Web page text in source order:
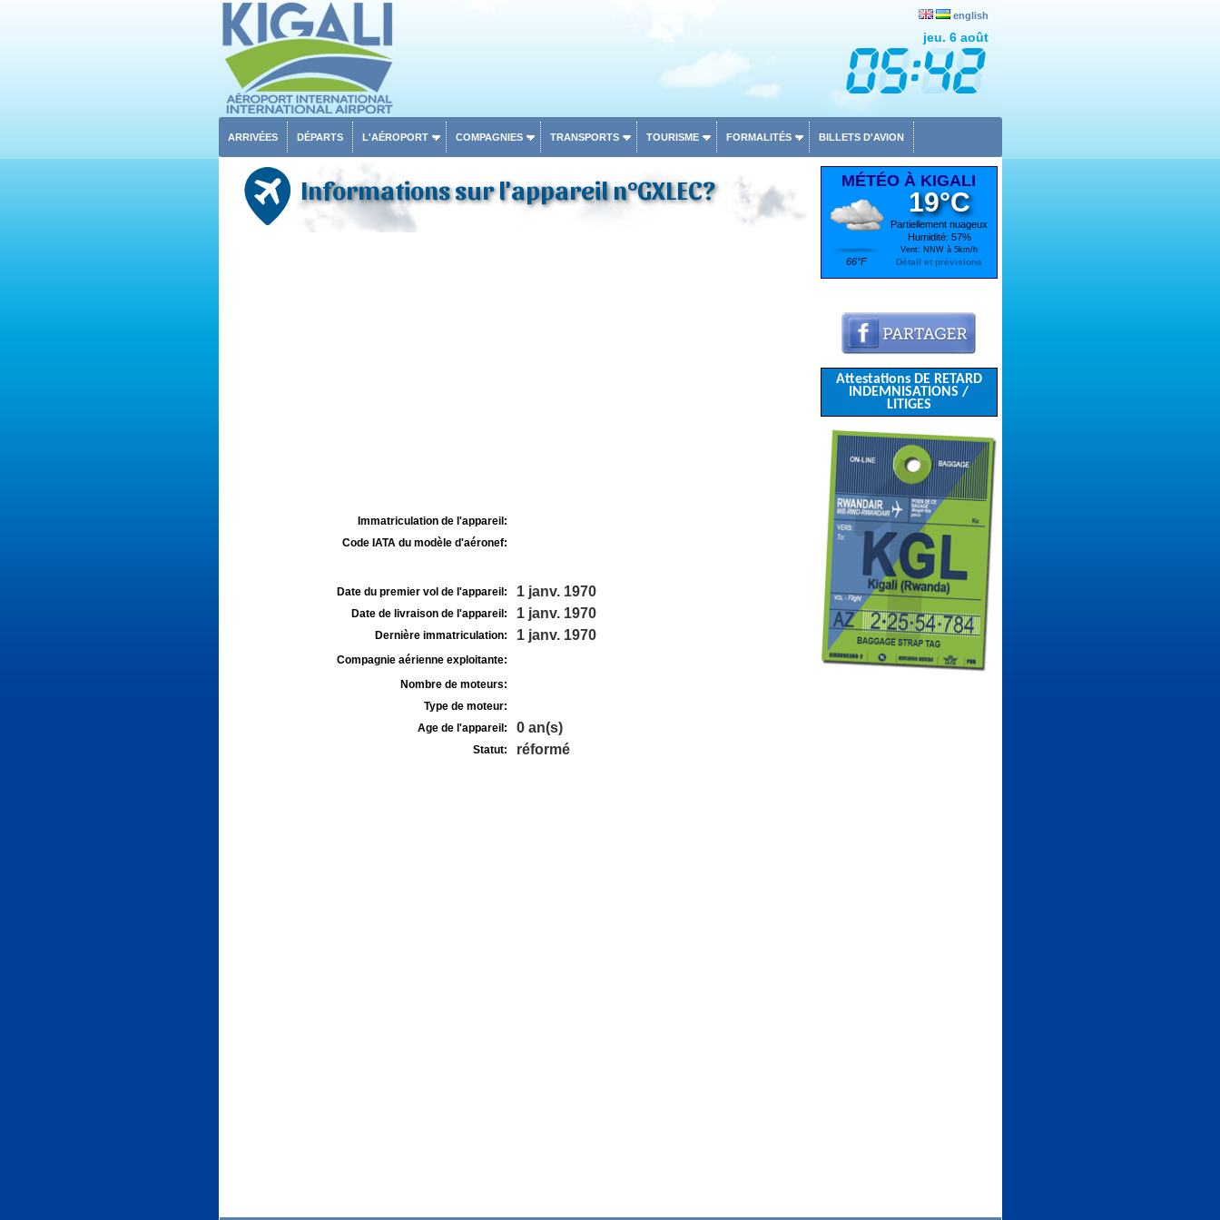
english
jeu. 6 août
ARRIVÉES DÉPARTS L'AÉROPORT COMPAGNIES TRANSPORTS TOURISME FORMALITÉS BILLETS D'AVION
Informations sur l'appareil n°GXLEC?
Immatriculation de l'appareil:
Code IATA du modèle d'aéronef:
Date du premier vol de l'appareil: 1 janv. 1970
Date de livraison de l'appareil: 1 janv. 1970
Dernière immatriculation: 1 janv. 1970
Compagnie aérienne exploitante:
Nombre de moteurs:
Type de moteur:
Age de l'appareil:
0 an(s)
Statut: réformé
MÉTÉO À KIGALI
66°F
19°C
Partiellement nuageux
Humidité: 57%
Vent: NNW à 5km/h
Détail et prévisions
Attestations DE RETARD
INDEMNISATIONS /
LITIGES